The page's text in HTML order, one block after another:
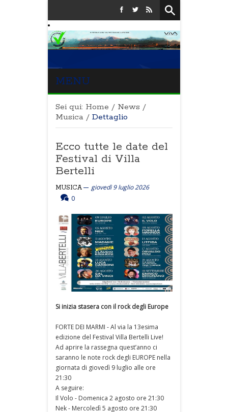
MENU
Sei qui: Home / News /
Musica / Dettaglio
Ecco tutte le date del
Festival di Villa
Bertelli
MUSICA
giovedì 9 luglio 2026
0
Si inizia stasera con il rock degli Europe
FORTE DEI MARMI - Al via la 13esima
edizione del Festival Villa Bertelli Live!
Ad aprire la rassegna quest’anno ci
saranno le note rock degli EUROPE nella
giornata di giovedì 9 luglio alle ore
21:30
A seguire:
Il Volo - Domenica 2 agosto ore 21:30
Nek - Mercoledì 5 agosto ore 21:30